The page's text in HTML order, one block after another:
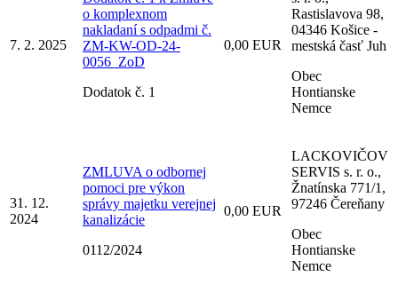
7. 2. 2025
o komplexnom
nakladaní s odpadmi č.
ZM-KW-OD-24-
0056_ZoD
Dodatok č. 1
0,00 EUR
Rastislavova 98,
04346 Košice -
mestská časť Juh
Obec
Hontianske
Nemce
31. 12.
2024
ZMLUVA o odbornej
pomoci pre výkon
správy majetku verejnej
kanalizácie
0112/2024
0,00 EUR
LACKOVIČOV
SERVIS s. r. o.,
Žnatínska 771/1,
97246 Čereňany
Obec
Hontianske
Nemce